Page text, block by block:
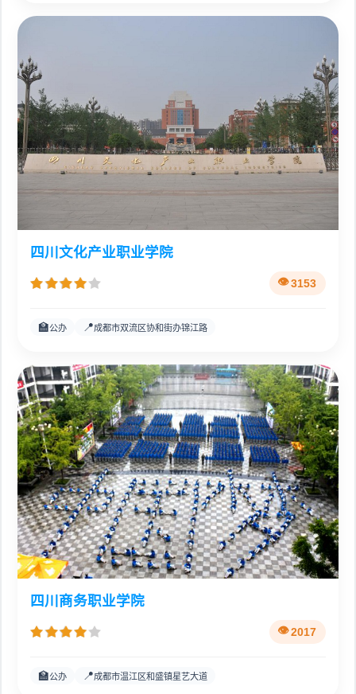
四川文化产业职业学院
3153
🏫公办 📍成都市双流区协和街办锦江路
四川商务职业学院
2017
🏫公办 📍成都市温江区和盛镇星艺大道